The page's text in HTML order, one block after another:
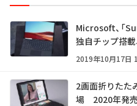
Microsoft、「
独自チップ搭
2019年10月17日
2画面折りたた
場 2020年発売